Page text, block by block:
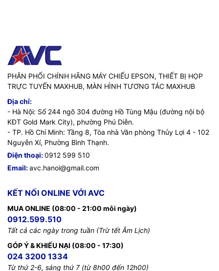
PHÂN PHỐI CHÍNH HÃNG MÁY CHIẾU EPSON, THIẾT BỊ HỌP
TRỰC TUYẾN MAXHUB, MÀN HÌNH TƯƠNG TÁC MAXHUB
Địa chỉ:
- Hà Nội: Số 244 ngõ 304 đường Hồ Tùng Mậu (đường nội bộ
KĐT Gold Mark City), phường Phú Diễn.
- TP. Hồ Chí Minh: Tầng 8, Tòa nhà Văn phòng Thủy Lợi 4 - 102
Nguyễn Xí, Phường Bình Thạnh.
Điện thoại:0912 599 510
Email:avc.hanoi@gmail.com
KẾT NỐI ONLINE VỚI AVC
MUA ONLINE (08:00 - 21:00 mỗi ngày)
0912.599.510
Tất cả các ngày trong tuần (Trừ tết Âm Lịch)
GÓP Ý & KHIẾU NẠI (08:00 - 17:30)
024 3200 1334
Từ thứ 2-6, sáng thứ 7 (từ 8h00 đến 12h00)